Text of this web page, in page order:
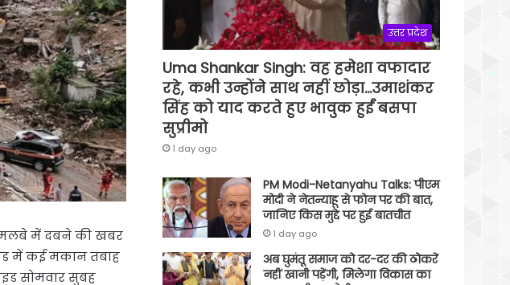
मलबे में दबने की खबर
में कई मकान तबाह
सोमवार सुबह
उत्तर प्रदेश
Uma Shankar Singh: वह हमेशा वफादार
रहे, कभी उन्होंने साथ नहीं छोड़ा…उमाशंकर
सिंह को याद करते हुए भावुक हुईं बसपा
सुप्रीमो
1 day ago
PM Modi-Netanyahu Talks: पीएम
मोदी ने नेतन्याहू से फोन पर की बात,
जानिए किस मुद्दे पर हुई बातचीत
1 day ago
अब घुमंतू समाज को दर-दर की ठोकरें
नहीं खानी पड़ेंगी, मिलेगा विकास का